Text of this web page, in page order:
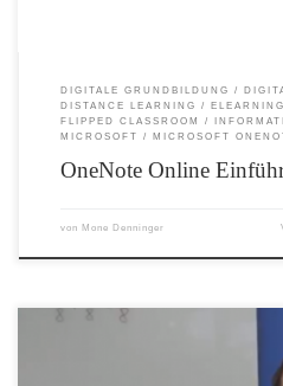
DIGITALE GRUNDBILDUNG
DISTANCE LEARNING
ELEARNING
FLIPPED CLASSROOM
MICROSOFT
MICROSOFT
OneNote Online
von Mone Denninger